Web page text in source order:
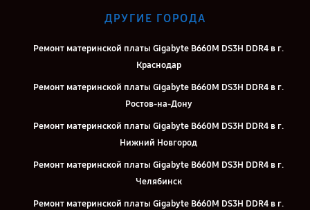
ДРУГИЕ ГОРОДА
Ремонт материнской платы Gigabyte B660M DS3H DDR4 в г.
Краснодар
Ремонт материнской платы Gigabyte B660M DS3H DDR4 в г.
Ростов-на-Дону
Ремонт материнской платы Gigabyte B660M DS3H DDR4 в г.
Нижний Новгород
Ремонт материнской платы Gigabyte B660M DS3H DDR4 в г.
Челябинск
Ремонт материнской платы Gigabyte B660M DS3H DDR4 в г.